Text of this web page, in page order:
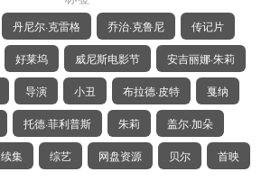
丹尼尔·克雷格 乔治·克鲁尼 传记片
好莱坞 威尼斯电影节 安吉丽娜·朱莉
导演 小丑 布拉德·皮特 戛纳
托德·菲利普斯 朱莉 盖尔·加朵
续集 综艺 网盘资源 贝尔 首映